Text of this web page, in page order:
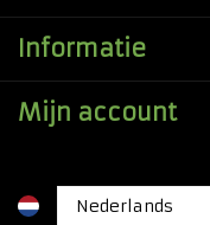
Informatie
Mijn account